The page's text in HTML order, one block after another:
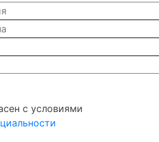
с условиями